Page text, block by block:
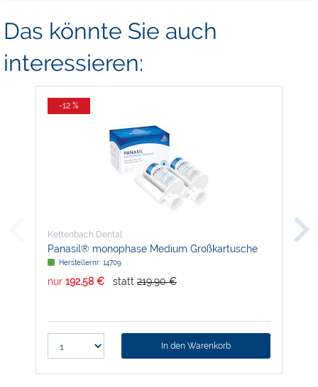
Das könnte Sie auch
interessieren:
-12 %
Kettenbach Dental
Panasil® monophase Medium Großkartusche
Herstellernr: 14709
nur 192,58 € statt 219,90 €
In den Warenkorb